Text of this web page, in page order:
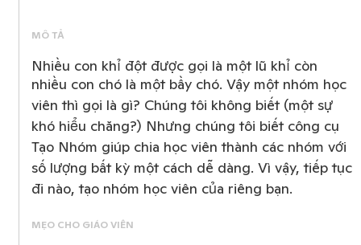
MÔ TẢ
Nhiều con khỉ đột được gọi là một lũ khỉ còn
nhiều con chó là một bầy chó. Vậy một nhóm học
viên thì gọi là gì? Chúng tôi không biết (một sự
khó hiểu chăng?) Nhưng chúng tôi biết công cụ
Tạo Nhóm giúp chia học viên thành các nhóm với
số lượng bất kỳ một cách dễ dàng. Vì vậy, tiếp tục
đi nào, tạo nhóm học viên của riêng bạn.
MẸO CHO GIÁO VIÊN